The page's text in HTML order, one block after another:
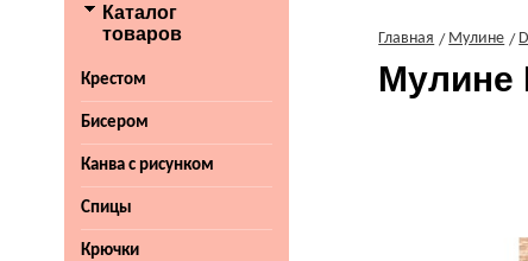
Каталог
товаров
Крестом
Бисером
Канва с рисунком
Спицы
Крючки
Главная Мулине
Мулине